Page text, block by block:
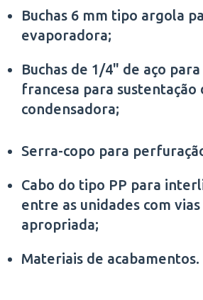
Buchas 6 mm tipo argola
evaporadora;
Buchas de 1/4" de aço
francesa para sustentação
condensadora;
Serra-copo para
Cabo do tipo PP para
entre as unidades com
apropriada;
Materiais de acabamentos.